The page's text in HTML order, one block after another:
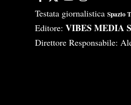
Testata giornalistica Spazio
Editore: VIBES MEDIA
Direttore Responsabile: